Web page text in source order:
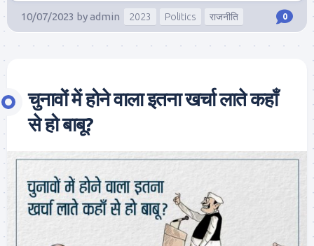
10/07/2023 byadmin 2023 Politics राजनीति 0
चुनावों में होने वाला इतना खर्चा लाते कहाँ
से हो बाबू?